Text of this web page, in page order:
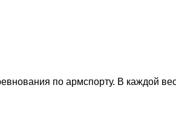
по армспорту. В каждой